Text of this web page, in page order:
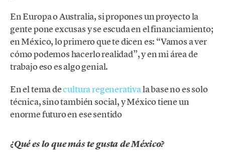
En Europa o Australia, si propones un proyecto la
gente pone excusas y se escuda en el financiamiento;
en México, lo primero que te dicen es: “Vamos a ver
cómo podemos hacerlo realidad”, y en mi área de
trabajo eso es algo genial.
En el tema decultura regenerativala base no es solo
técnica, sino también social, y México tiene un
enorme futuro en ese sentido
¿Qué es lo que más te gusta de México?